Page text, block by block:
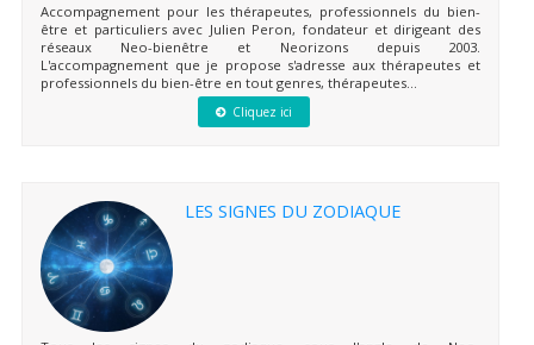
Accompagnement pour les thérapeutes, professionnels du bien-
être et particuliers avec Julien Peron, fondateur et dirigeant des
réseaux Neo-bienêtre et Neorizons depuis 2003.
L'accompagnement que je propose s'adresse aux thérapeutes et
professionnels du bien-être en tout genres, thérapeutes...
Cliquez ici
LES SIGNES DU ZODIAQUE